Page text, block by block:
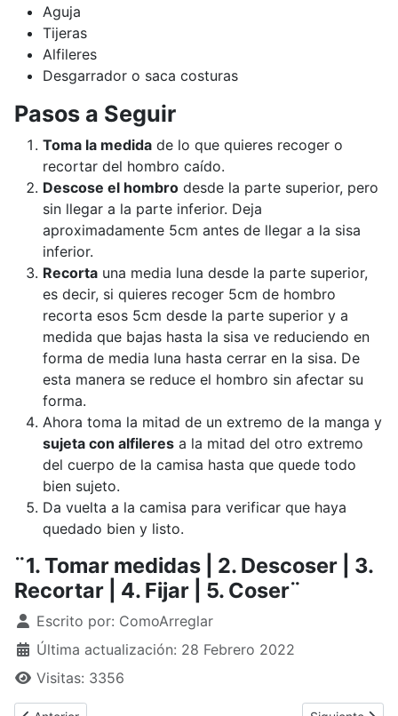
Aguja
Tijeras
Alfileres
Desgarrador o saca costuras
Pasos a Seguir
Toma la medida de lo que quieres recoger o
recortar del hombro caído.
Descose el hombro desde la parte superior, pero
sin llegar a la parte inferior. Deja
aproximadamente 5cm antes de llegar a la sisa
inferior.
Recorta una media luna desde la parte superior,
es decir, si quieres recoger 5cm de hombro
recorta esos 5cm desde la parte superior y a
medida que bajas hasta la sisa ve reduciendo en
forma de media luna hasta cerrar en la sisa. De
esta manera se reduce el hombro sin afectar su
forma.
Ahora toma la mitad de un extremo de la manga y
sujeta con alfileres a la mitad del otro extremo
del cuerpo de la camisa hasta que quede todo
bien sujeto.
Da vuelta a la camisa para verificar que haya
quedado bien y listo.
¨1. Tomar medidas | 2. Descoser | 3.
Recortar | 4. Fijar | 5. Coser¨
Detalles
Escrito por: ComoArreglar
Última actualización: 28 Febrero 2022
Visitas: 3356